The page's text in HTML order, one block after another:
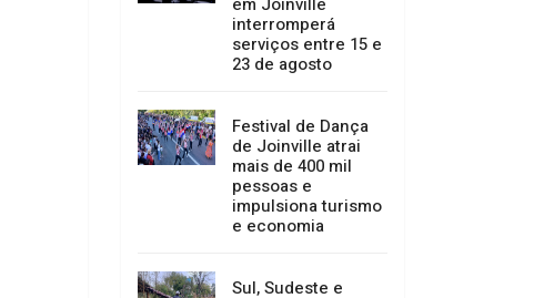
Migração do
sistema tributário
em Joinville
23 de agosto
Festival de Dança
de Joinville atrai
mais de 400 mil
e economia